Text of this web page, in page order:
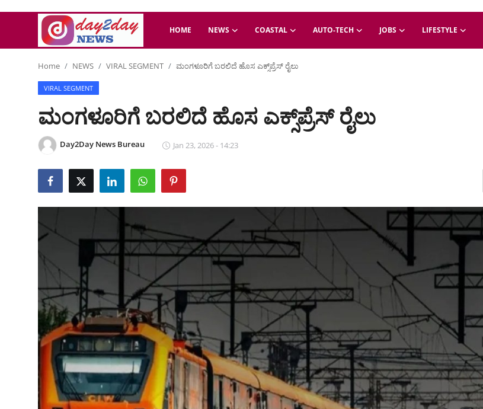
HOME NEWS COASTAL AUTO-TECH JOBS LIFESTYLE
COASTAL
Home NEWS VIRAL SEGMENT ಮಂಗಳೂರಿಗೆ ಬರಲಿದೆ ಹೊಸ ಎಕ್ಸ್‌ಪ್ರೆಸ್ ರೈಲು
VIRAL SEGMENT
ಮಂಗಳೂರಿಗೆ ಬರಲಿದೆ ಹೊಸ ಎಕ್ಸ್‌ಪ್ರೆಸ್ ರೈಲು
Day2Day News Bureau Jan 23, 2026 - 14:23